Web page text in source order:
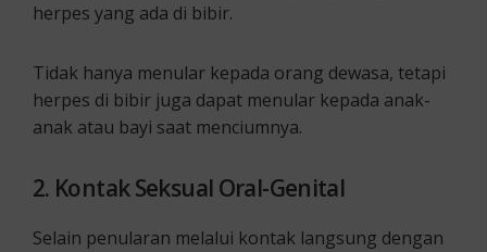
herpes yang ada di bibir.
Tidak hanya menular kepada orang dewasa, tetapi
herpes di bibir juga dapat menular kepada anak-
anak atau bayi saat menciumnya.
2. Kontak Seksual Oral-Genital
Selain penularan melalui kontak langsung dengan